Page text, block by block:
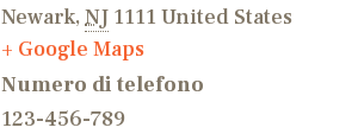
Newark,NJ 1111 United States
+ Google Maps
Numero di telefono
123-456-789